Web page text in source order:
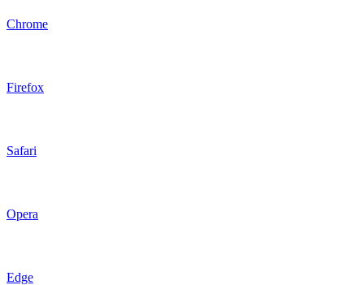
Chrome
Firefox
Safari
Opera
Edge